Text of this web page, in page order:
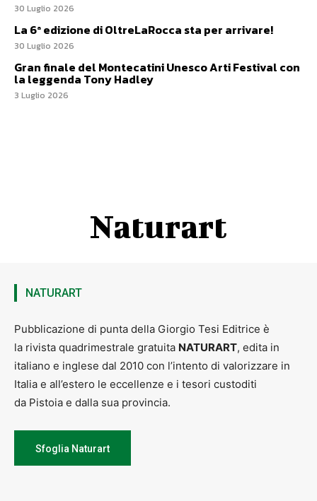
30 Luglio 2026
La 6ª edizione di OltreLaRocca sta per arrivare!
30 Luglio 2026
Gran finale del Montecatini Unesco Arti Festival con
la leggenda Tony Hadley
3 Luglio 2026
Naturart
NATURART
Pubblicazione di punta della Giorgio Tesi Editrice è
la rivista quadrimestrale gratuita NATURART, edita in
italiano e inglese dal 2010 con l’intento di valorizzare in
Italia e all’estero le eccellenze e i tesori custoditi
da Pistoia e dalla sua provincia.
Sfoglia Naturart